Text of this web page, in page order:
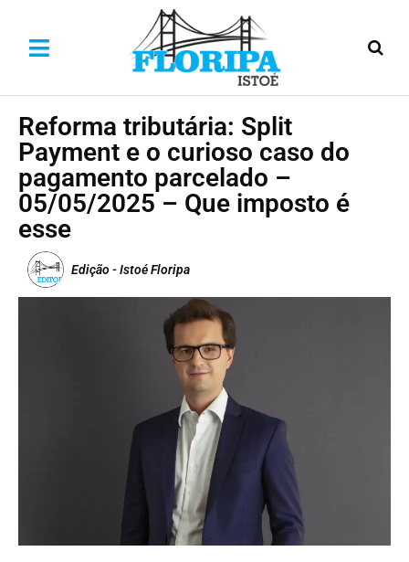
Reforma tributária: Split
Payment e o curioso caso do
pagamento parcelado –
05/05/2025 – Que imposto é
esse
Edição - Istoé Floripa